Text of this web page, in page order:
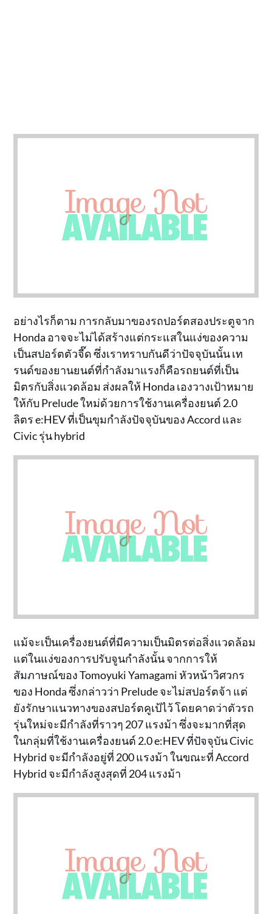
อย่างไรก็ตาม การกลับมาของรถปอร์ตสองประตูจาก
Honda อาจจะไม่ได้สร้างแต่กระแสในแง่ของความ
เป็นสปอร์ตตัวจี๊ด ซึ่งเราทราบกันดีว่าปัจจุบันนั้น เท
รนด์ของยานยนต์ที่กำลังมาแรงก็คือรถยนต์ที่เป็น
มิตรกับสิ่งแวดล้อม ส่งผลให้ Honda เองวางเป้าหมาย
ให้กับ Prelude ใหม่ด้วยการใช้งานเครื่องยนต์ 2.0
ลิตร e:HEV ที่เป็นขุมกำลังปัจจุบันของ Accord และ
Civic รุ่น hybrid
แม้จะเป็นเครื่องยนต์ที่มีความเป็นมิตรต่อสิ่งแวดล้อม
แต่ในแง่ของการปรับจูนกำลังนั้น จากการให้
สัมภาษณ์ของ Tomoyuki Yamagami หัวหน้าวิศวกร
ของ Honda ซึ่งกล่าวว่า Prelude จะไม่สปอร์ตจ้า แต่
ยังรักษาแนวทางของสปอร์ตคูเป้ไว้ โดยคาดว่าตัวรถ
รุ่นใหม่จะมีกำลังที่ราวๆ 207 แรงม้า ซึ่งจะมากที่สุด
ในกลุ่มที่ใช้งานเครื่องยนต์ 2.0 e:HEV ที่ปัจจุบัน Civic
Hybrid จะมีกำลังอยู่ที่ 200 แรงม้า ในขณะที่ Accord
Hybrid จะมีกำลังสูงสุดที่ 204 แรงม้า